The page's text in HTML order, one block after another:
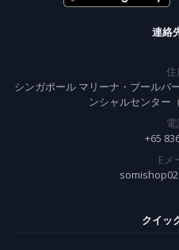
連絡
住
シンガポール マリーナ・ブールバ
ンシャルセンター
電
+65
Eメ
クイッ